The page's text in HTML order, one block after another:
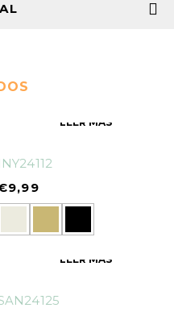
LEER MÁS
INY24112
9,99
LEER MÁS